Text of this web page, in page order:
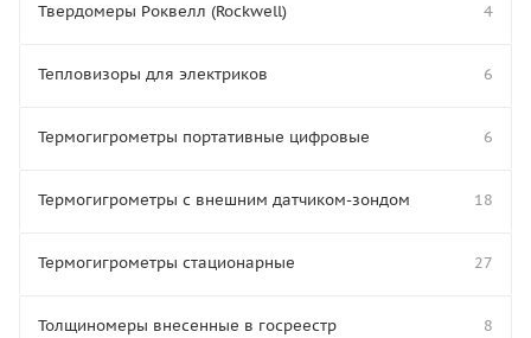
Твердомеры Роквелл (Rockwell) 4
Тепловизоры для электриков 6
Термогигрометры портативные цифровые 6
Термогигрометры с внешним датчиком-зондом 18
Термогигрометры стационарные 27
Толщиномеры внесенные в госреестр 8